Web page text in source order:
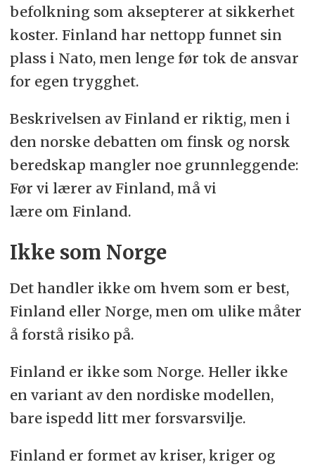
befolkning som aksepterer at sikkerhet
koster. Finland har nettopp funnet sin
plass i Nato, men lenge før tok de ansvar
for egen trygghet.
Beskrivelsen av Finland er riktig, men i
den norske debatten om finsk og norsk
beredskap mangler noe grunnleggende:
Før vi lærer av Finland, må vi
lære om Finland.
Ikke som Norge
Det handler ikke om hvem som er best,
Finland eller Norge, men om ulike måter
å forstå risiko på.
Finland er ikke som Norge. Heller ikke
en variant av den nordiske modellen,
bare ispedd litt mer forsvarsvilje.
Finland er formet av kriser, kriger og